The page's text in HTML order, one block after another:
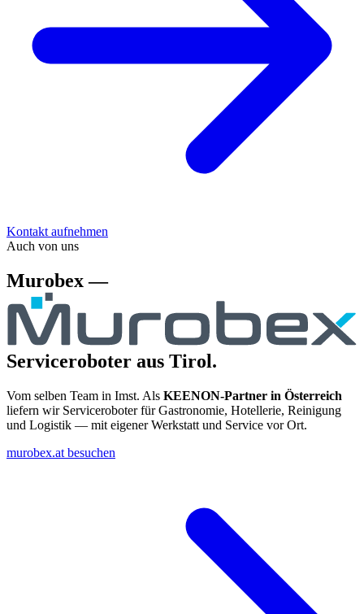
Kontakt aufnehmen
Auch von uns
Murobex —
Serviceroboter aus Tirol.
Vom selben Team in Imst. Als KEENON-Partner in Österreich
liefern wir Serviceroboter für Gastronomie, Hotellerie, Reinigung
und Logistik — mit eigener Werkstatt und Service vor Ort.
murobex.at besuchen